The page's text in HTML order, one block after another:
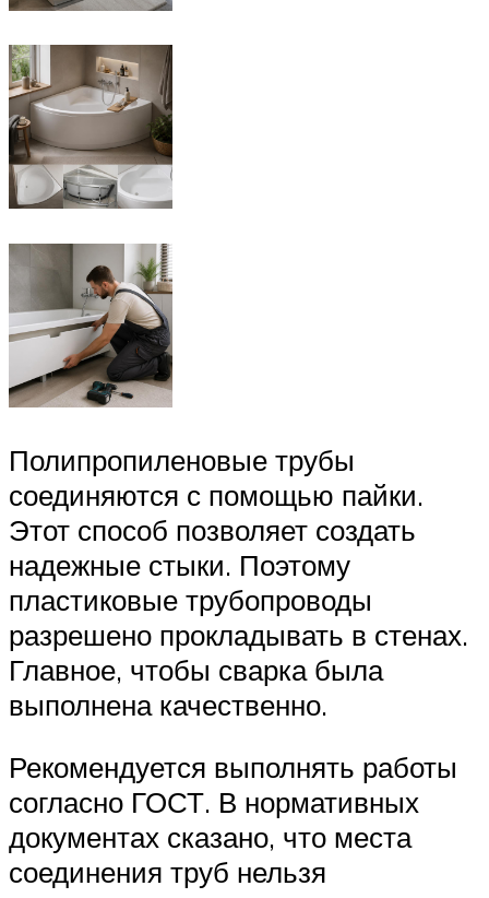
Полипропиленовые трубы
соединяются с помощью пайки.
Этот способ позволяет создать
надежные стыки. Поэтому
пластиковые трубопроводы
разрешено прокладывать в стенах.
Главное, чтобы сварка была
выполнена качественно.
Рекомендуется выполнять работы
согласно ГОСТ. В нормативных
документах сказано, что места
соединения труб нельзя